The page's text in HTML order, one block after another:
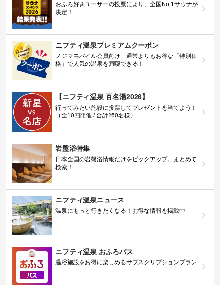
おふろ好きユーザーの投票により、全国No.1サウナが
決定！
ニフティ温泉プレミアムクーポン
ノジマモバイル会員向け 通常よりもお得な「特別価
格」で人気の温泉を満喫できる！
【ニフティ温泉 百名湯2026】
行ってみたい施設に投票してプレゼントを当てよう！
（全10回開催 / 合計260名様）
岩盤浴特集
日本全国の岩盤浴情報だけをピックアップ。まとめて
検索！
ニフティ温泉ニュース
温泉にもっと行きたくなる！お得な情報を掲載中
ニフティ温泉 おふろパス
温浴施設をお得に楽しめるサブスクリプションプラン